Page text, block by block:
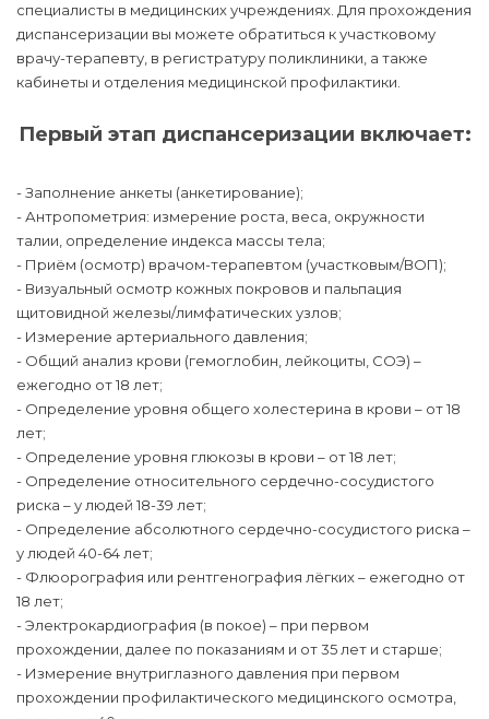
специалисты в медицинских учреждениях. Для прохождения
диспансеризации вы можете обратиться к участковому
врачу-терапевту, в регистратуру поликлиники, а также
кабинеты и отделения медицинской профилактики.
Первый этап диспансеризации включает:
- Заполнение анкеты (анкетирование);
- Антропометрия: измерение роста, веса, окружности
талии, определение индекса массы тела;
- Приём (осмотр) врачом-терапевтом (участковым/ВОП);
- Визуальный осмотр кожных покровов и пальпация
щитовидной железы/лимфатических узлов;
- Измерение артериального давления;
- Общий анализ крови (гемоглобин, лейкоциты, СОЭ) –
ежегодно от 18 лет;
- Определение уровня общего холестерина в крови – от 18
лет;
- Определение уровня глюкозы в крови – от 18 лет;
- Определение относительного сердечно-сосудистого
риска – у людей 18-39 лет;
- Определение абсолютного сердечно-сосудистого риска –
у людей 40-64 лет;
- Флюорография или рентгенография лёгких – ежегодно от
18 лет;
- Электрокардиография (в покое) – при первом
прохождении, далее по показаниям и от 35 лет и старше;
- Измерение внутриглазного давления при первом
прохождении профилактического медицинского осмотра,